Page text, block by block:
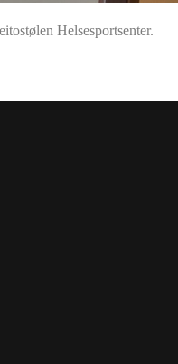
Helsesportsenter.